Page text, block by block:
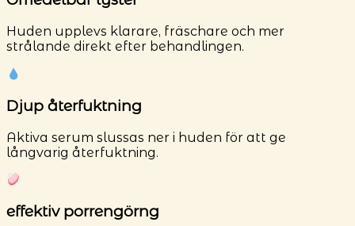
Huden upplevs klarare, fräschare och mer
strålande direkt efter behandlingen.
Djup återfuktning
Aktiva serum slussas ner i huden för att ge
långvarig återfuktning.
effektiv porrengörng